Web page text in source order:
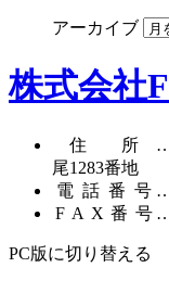
アーカイブ
株式会社
住
尾1283番地
電話番号
FAX番号
PC版に切り替える